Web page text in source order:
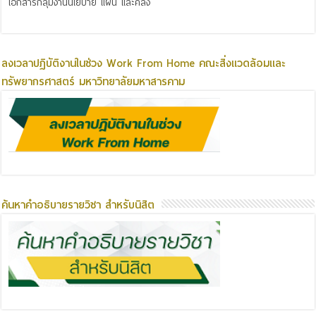
ลงเวลาปฏิบัติงานในช่วง Work From Home คณะสิ่งแวดล้อมและ
ทรัพยากรศาสตร์ มหาวิทยาลัยมหาสารคาม
ค้นหาคำอธิบายรายวิชา สำหรับนิสิต